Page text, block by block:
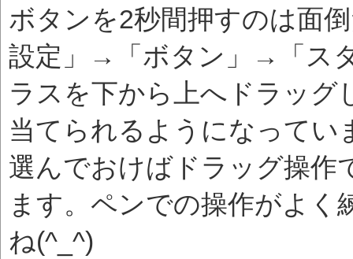
ボタンを2秒間押すのは面
設定」→「ボタン」→「ス
ラスを下から上へドラッグ
当てられるようになってい
選んでおけばドラッグ操作
ます。ペンでの操作がよ
ね(^_^)